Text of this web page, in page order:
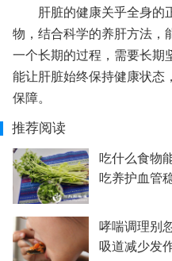
肝脏的健康关乎全身的
物，结合科学的养肝方法，
一个长期的过程，需要长期
能让肝脏始终保持健康状态
保障。
推荐阅读
吃什么食物
吃养护血管
哮喘调理别
吸道减少发